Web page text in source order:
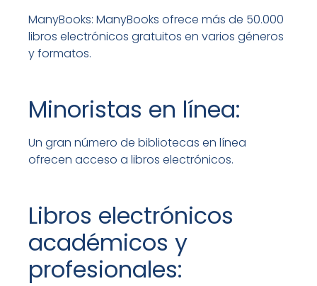
ManyBooks: ManyBooks ofrece más de 50.000
libros electrónicos gratuitos en varios géneros
y formatos.
Minoristas en línea:
Un gran número de bibliotecas en línea
ofrecen acceso a libros electrónicos.
Libros electrónicos
académicos y
profesionales: